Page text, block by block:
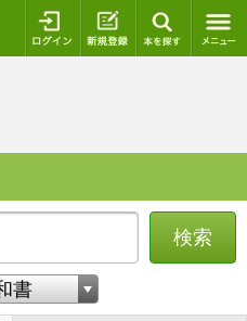
ログイン 新規登録
検索